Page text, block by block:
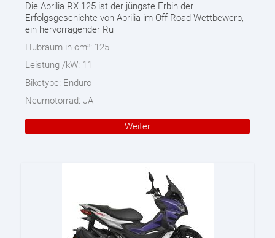
Die Aprilia RX 125 ist der jüngste Erbin der
Erfolgsgeschichte von Aprilia im Off-Road-Wettbewerb,
ein hervorragender Ru
Hubraum in cm³: 125
Leistung /kW: 11
Biketype: Enduro
Neumotorrad: JA
Weiter